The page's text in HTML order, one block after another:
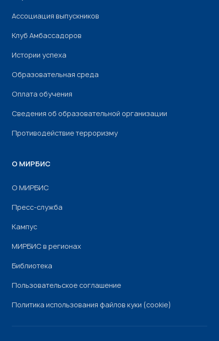
Ассоциация выпускников
Клуб Амбассадоров
Истории успеха
Образовательная среда
Оплата обучения
Сведения об образовательной организации
Противодействие терроризму
О МИРБИС
О МИРБИС
Пресс-служба
Кампус
МИРБИС в регионах
Библиотека
Пользовательское соглашение
Политика использования файлов куки (cookie)